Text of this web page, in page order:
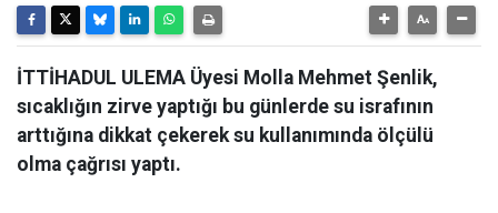
İTTİHADUL ULEMA Üyesi Molla Mehmet Şenlik,
sıcaklığın zirve yaptığı bu günlerde su israfının
arttığına dikkat çekerek su kullanımında ölçülü
olma çağrısı yaptı.